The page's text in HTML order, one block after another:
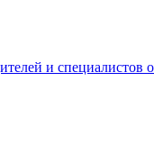
и специалистов